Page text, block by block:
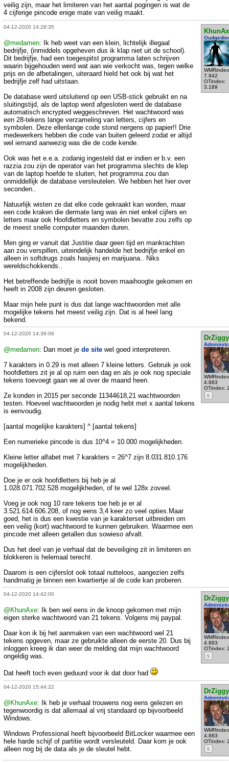
veilig zijn, maar het limiteren van het aantal pogingen is wat de
4 cijferige pincode enige mate van veilig maakt.
04-12-2020 14:28:35
7.842
OTindex:
3.189
@medamen: Ik heb weet van een klein, lichtelijk illegaal
bedrijfje, (inmiddels opgeheven dus ik klap niet uit de school).
Dit bedrijfje, had een toegespitst programma laten schrijven
waarin bijgehouden werd wat aan wie verkocht was, tegen welke
prijs en de afbetalingen, uiteraard hield het ook bij wat het
bedrijfje zelf had uitstaan.
De database werd uitsluitend op een USB-stick gebruikt en na
sluitingstijd, als de laptop werd afgesloten werd de database
automatisch encrypted weggeschreven. Het wachtwoord was
een 28-tekens lange verzameling van letters, cijfers en
symbolen. Deze ellenlange code stond nergens op papier!! Drie
medewerkers hebben die code van buiten geleerd zodat er altijd
wel iemand aanwezig was die de code kende.
Ook was het e.e.a. zodanig ingesteld dat er indien er b.v. een
razzia zou zijn de operator van het programma slechts de klep
van de laptop hoefde te sluiten, het programma zou dan
onmiddellijk de database versleutelen. We hebben het hier over
seconden..
Natuurlijk wisten ze dat elke code gekraakt kan worden, maar
een code kraken die dermate lang was én niet enkel cijfers en
letters maar ook Hoofdletters en symbolen bevatte zou zelfs op
de meest snelle computer maanden duren.
Men ging er vanuit dat Justitie daar geen tijd en mankrachten
aan zou verspillen, uiteindelijk handelde het bedrijfje enkel en
alleen in softdrugs zoals hasjiesj en marijuana.. Niks
wereldschokkends..
Het betreffende bedrijfje is nooit boven maaihoogte gekomen en
heeft in 2008 zijn deuren gesloten.
Maar mijn hele punt is dus dat lange wachtwoorden met alle
mogelijke tekens het meest veilig zijn. Dat is al heel lang
bekend.
04-12-2020 14:39:06
DrZiggy
4.883
OTindex:
S
@medamen: Dan moet je de site wel goed interpreteren.
7 karakters in 0.29 is met alleen 7 kleine letters. Gebruik je ook
hoofdletters zit je al op ruim een dag en als je ook nog speciale
tekens toevoegt gaan we al over de maand heen.
Ze konden in 2015 per seconde 11344618,21 wachtwoorden
testen. Hoeveel wachtwoorden je nodig hebt met x aantal tekens
is eenvoudig.
[aantal mogelijke karakters] ^ [aantal tekens]
Een numerieke pincode is dus 10^4 = 10.000 mogelijkheden.
Kleine letter alfabet met 7 karakters = 26^7 zijn 8.031.810.176
mogelijkheden.
Doe je er ook hoofdletters bij heb je al
1.028.071.702.528 mogelijkheden, of te wel 128x zoveel.
Voeg je ook nog 10 rare tekens toe heb je er al
3.521.614.606.208, of nog eens 3,4 keer zo veel opties.Maar
goed, het is dus een kwestie van je karakterset uitbreiden om
een veilig (kort) wachtwoord te kunnen gebruiken. Waarmee een
pincode met alleen getallen dus sowieso afvalt.
Dus het deel van je verhaal dat de beveiliging zit in limiteren en
blokkeren is helemaal terecht.
Daarom is een cijferslot ook totaal nutteloos, aangezien zelfs
handmatig je binnen een kwartiertje al de code kan proberen.
04-12-2020 14:42:00
DrZiggy
4.883
OTindex:
S
@KhunAxe: Ik ben wel eens in de knoop gekomen met mijn
eigen sterke wachtwoord van 21 tekens. Volgens mij paypal.
Daar kon ik bij het aanmaken van een wachtwoord wel 21
tekens opgeven, maar ze gebruikte alleen de eerste 20. Dus bij
inloggen kreeg ik dan weer de melding dat mijn wachtwoord
ongeldig was.
Dat heeft toch even geduurd voor ik dat door had
04-12-2020 15:44:22
DrZiggy
4.883
OTindex:
S
@KhunAxe: Ik heb je verhaal trouwens nog eens gelezen en
tegenwoordig is dat allemaal al vrij standaard op bijvoorbeeld
Windows.
Windows Professional heeft bijvoorbeeld BitLocker waarmee een
hele harde schijf of partitie wordt versleuteld. Daar kom je ook
alleen nog bij de data als je de sleutel hebt.